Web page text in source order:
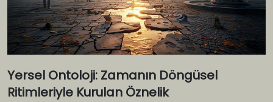
Yersel Ontoloji: Zamanın Döngüsel
Ritimleriyle Kurulan Öznelik